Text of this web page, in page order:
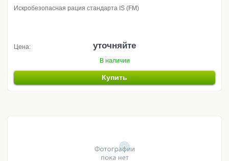
Искробезопасная рация стандарта IS (FM)
Цена: уточняйте
В наличии
Купить